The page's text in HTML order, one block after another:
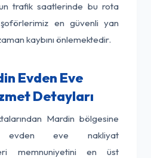
trafik saatlerinde bu rota
en güvenli yan
kaybını önlemektedir.
Evden Eve
Detayları
Mardin bölgesine
evden eve nakliyat
memnuniyetini en üst